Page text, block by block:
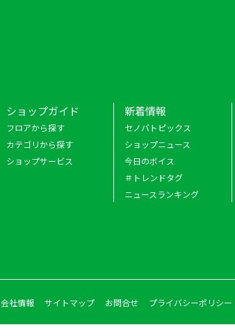
ショップガイド
フロアから探す
カテゴリから探す
ショップサービス
新着情報
セノバトピックス
ショップニュース
今日のボイス
＃トレンドタグ
ニュースランキング
会社情報 サイトマップ お問合せ プライバシーポリシー